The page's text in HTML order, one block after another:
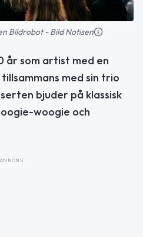
Bildrobot - Bild Notisen
år som artist med en
med sin trio
bjuder på klassisk
woogie och
ANNONS